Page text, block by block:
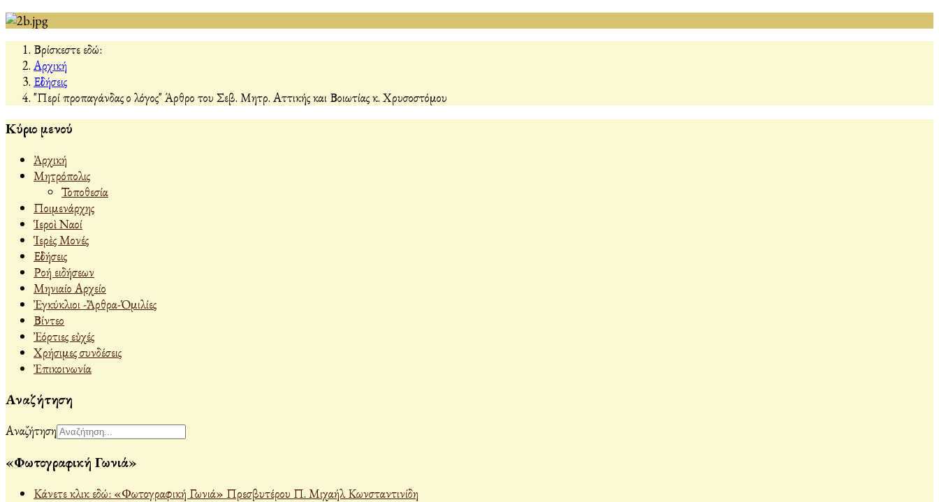
Βρίσκεστε εδώ:
Αρχική
Εἰδήσεις
"Περί προπαγάνδας ο λόγος" Άρθρο του Σεβ. Μητρ. Αττικής και Βοιωτίας κ. Χρυσοστόμου
Κύριο μενού
Ἀρχική
Μητρόπολις
Τοποθεσία
Ποιμενάρχης
Ἱεροὶ Ναοί
Ἱερὲς Μονές
Εἰδήσεις
Ροή ειδήσεων
Μηνιαίο Αρχείο
Ἐγκύκλιοι -Ἄρθρα-Ὁμιλίες
Βίντεο
Ἐόρτιες εὐχές
Χρήσιμες συνδέσεις
Ἐπικοινωνία
Αναζήτηση
Αναζήτηση
«Φωτογραφική Γωνιά»
Κάνετε κλικ εδώ: «Φωτογραφική Γωνιά» Πρεσβυτέρου Π. Μιχαήλ Κωνσταντινίδη